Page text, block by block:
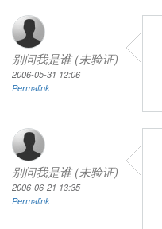
别问我是谁 (未验证)
2006-05-31 12:06
Permalink
别问我是谁 (未验证)
2006-06-21 13:35
Permalink